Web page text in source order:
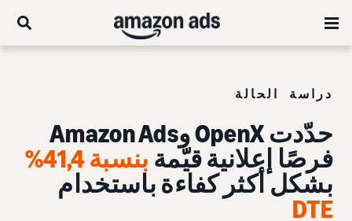
دراسة الحالة
حدّدت OpenX وAmazon Ads
فرصًا إعلانية قيّمة بنسبة 41,4%
بشكل أكثر كفاءة باستخدام
DTE